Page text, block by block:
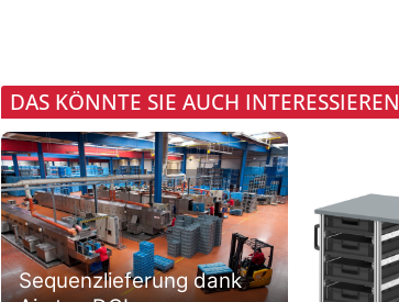
DAS KÖNNTE SIE AUCH INTERESSIEREN
Sequenzlieferung dank